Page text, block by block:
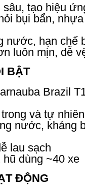
tạo hiệu
bụi bẩn,
nước, hạn chế
luôn mịn, dễ
BẬT
Brazil
và tự nhiên
nước, kháng
lau sạch
dùng ~40 xe
ĐỘNG